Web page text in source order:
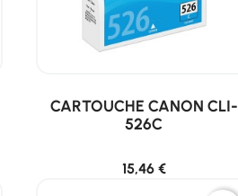
CARTOUCHE CANON CLI-
526C
15,46 €